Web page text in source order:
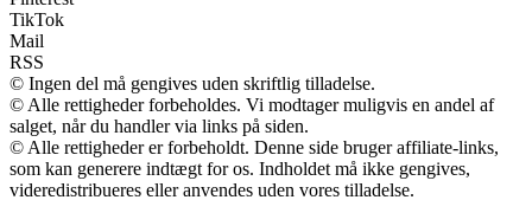
TikTok
Mail
RSS
© Ingen del må gengives uden skriftlig tilladelse.
© Alle rettigheder forbeholdes. Vi modtager muligvis en andel af
salget, når du handler via links på siden.
© Alle rettigheder er forbeholdt. Denne side bruger affiliate-links,
som kan generere indtægt for os. Indholdet må ikke gengives,
videredistribueres eller anvendes uden vores tilladelse.